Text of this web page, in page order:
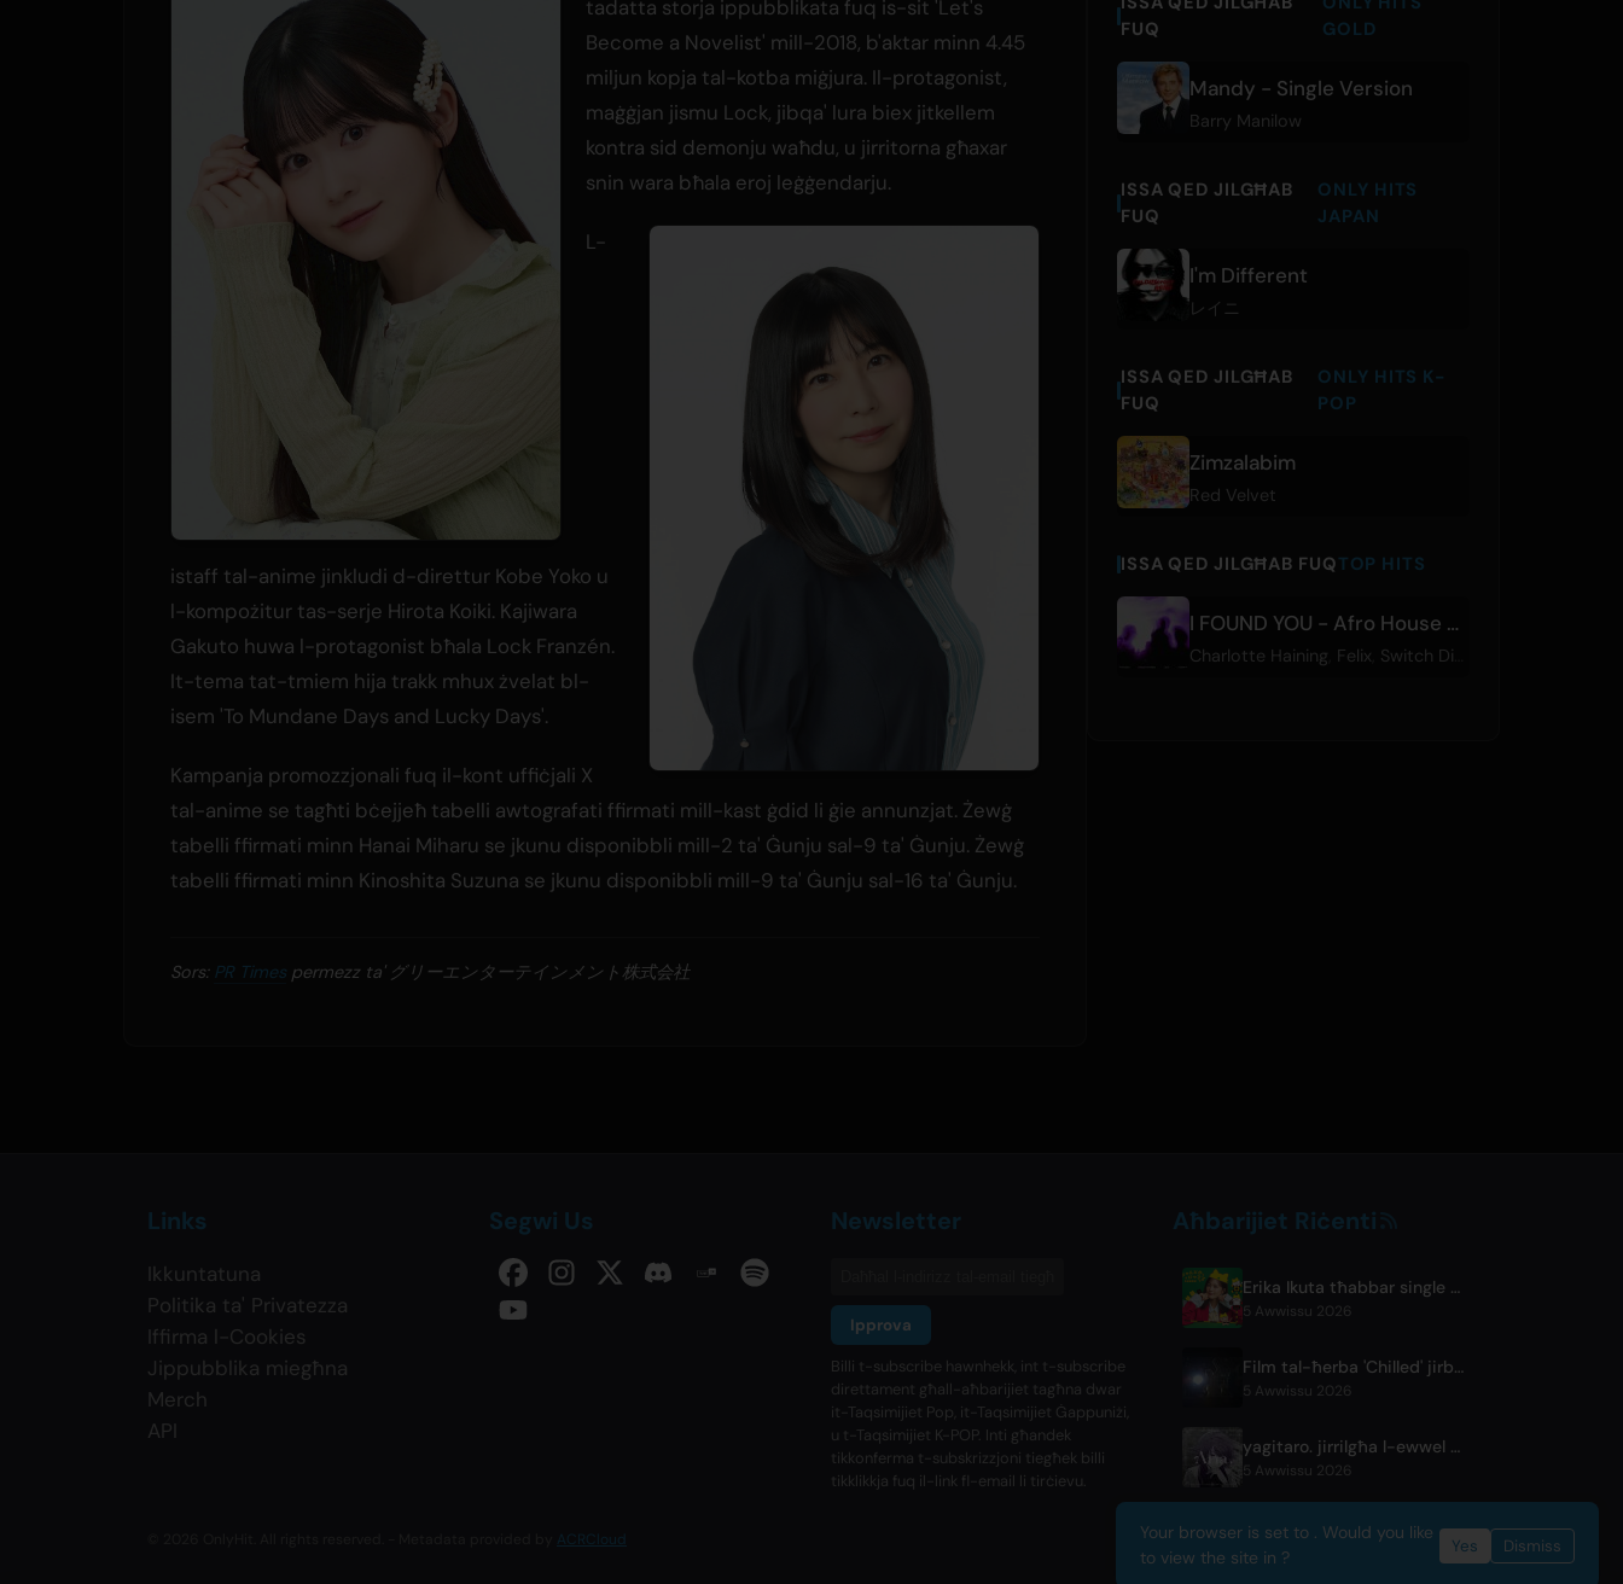
tadatta storja ippubblikata fuq is-sit 'Let's
Become a Novelist' mill-2018, b'aktar minn 4.45
miljun kopja tal-kotba miġjura. Il-protagonist,
maġġjan jismu Lock, jibqa' lura biex jitkellem
kontra sid demonju waħdu, u jirritorna għaxar
snin wara bħala eroj leġġendarju.
L-
istaff tal-anime jinkludi d-direttur Kobe Yoko u
l-kompożitur tas-serje Hirota Koiki. Kajiwara
Gakuto huwa l-protagonist bħala Lock Franzén.
It-tema tat-tmiem hija trakk mhux żvelat bl-
isem 'To Mundane Days and Lucky Days'.
Kampanja promozzjonali fuq il-kont uffiċjali X
tal-anime se tagħti bċejjeħ tabelli awtografati ffirmati mill-kast ġdid li ġie annunzjat. Żewġ
tabelli ffirmati minn Hanai Miharu se jkunu disponibbli mill-2 ta' Ġunju sal-9 ta' Ġunju. Żewġ
tabelli ffirmati minn Kinoshita Suzuna se jkunu disponibbli mill-9 ta' Ġunju sal-16 ta' Ġunju.
Sors: PR Times permezz ta' グリーエンターテインメント株式会社
FUQ
GOLD
Mandy - Single Version
Barry Manilow
ISSA QED JILGĦAB
FUQ
ONLY HITS
JAPAN
I'm Different
レイニ
ISSA QED JILGĦAB
FUQ
ONLY HITS K-
POP
Zimzalabim
Red Velvet
ISSA QED JILGĦAB FUQTOP HITS
I FOUND YOU - Afro House Edit
Charlotte Haining Felix Switch Disco
Links
Ikkuntatuna
Politika ta' Privatezza
Iffirma l-Cookies
Jippubblika miegħna
Merch
API
Segwi Us Newsletter
Ipprova
Billi t-subscribe hawnhekk, int t-subscribe
direttament għall-aħbarijiet tagħna dwar
it-Taqsimijiet Pop, it-Taqsimijiet Ġappuniżi,
u t-Taqsimijiet K-POP. Inti għandek
tikkonferma t-subskrizzjoni tiegħek billi
tikklikkja fuq il-link fl-email li tirċievu.
Aħbarijiet Riċenti
Erika Ikuta tħabbar single ġdida 'Nyantokanyaruru' għall-ktieb tat-tfal 'Fumikiri Neko'
5 Awwissu 2026
Film tal-ħerba 'Chilled' jirbaħ l-Premju tal-Udjenzi fil-Festival Fantasia
5 Awwissu 2026
yagitaro. jirrilgħa l-ewwel kanzunetta oriġinali debuttanti ‘Aria.’ ma’ Suda Keina
5 Awwissu 2026
ACRCloud
Your browser is set to . Would you like
to view the site in ?
Yes Dismiss